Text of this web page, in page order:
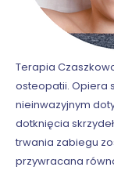
Terapia
osteopatii. Opiera
nieinwazyjnym
dotknięcia
trwania zabiegu
przywracana